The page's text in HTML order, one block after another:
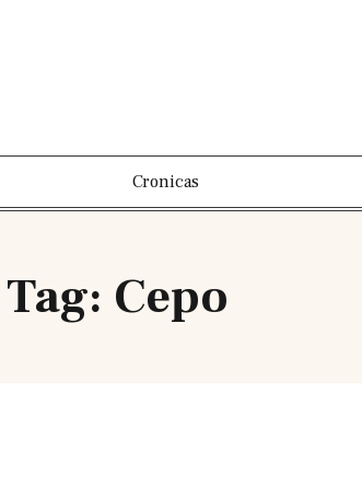
Cronicas
Tag: Cepo